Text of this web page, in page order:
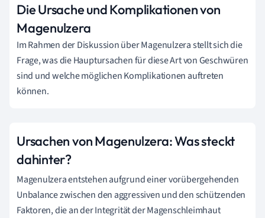
Die Ursache und Komplikationen von
Magenulzera
Im Rahmen der Diskussion über Magenulzera stellt sich die
Frage, was die Hauptursachen für diese Art von Geschwüren
sind und welche möglichen Komplikationen auftreten
können.
Ursachen von Magenulzera: Was steckt
dahinter?
Magenulzera entstehen aufgrund einer vorübergehenden
Unbalance zwischen den aggressiven und den schützenden
Faktoren, die an der Integrität der Magenschleimhaut